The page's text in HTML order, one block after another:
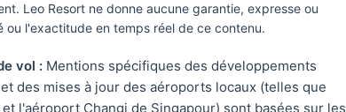
Leo Resort ne donne aucune garantie, expresse ou
l'exactitude en temps réel de ce contenu.
vol : Mentions spécifiques des développements
des mises à jour des aéroports locaux (telles que
l'aéroport Changi de Singapour) sont basées sur les